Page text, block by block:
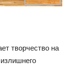
творчество на